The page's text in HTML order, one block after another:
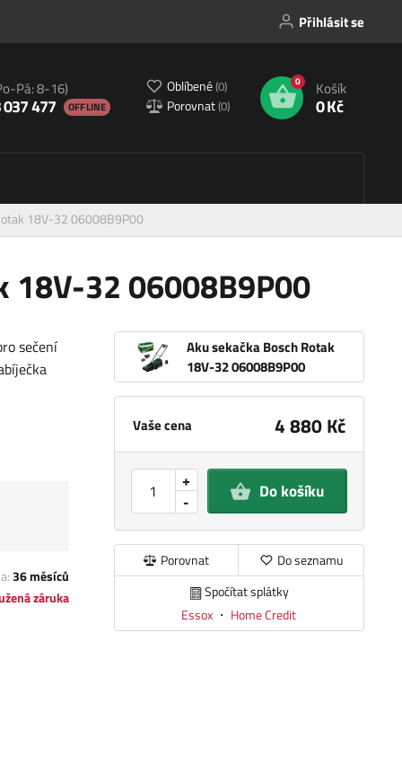
Přihlásit se
Pá: 8-16)
477 OFFLINE
Oblíbené(0)
Porovnat(0)
0 Košík
0 Kč
18V-32 06008B9P00
18V-32 06008B9P00
Aku sekačka Bosch Rotak
18V-32 06008B9P00
Vaše cena 4 880 Kč
-
+ Do košíku
Porovnat
Do seznamu
Spočítat splátky
Essox ・ Home Credit
sečení
36 měsíců
záruka